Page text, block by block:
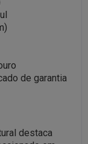
de garantia
destaca